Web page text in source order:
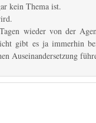
kein Thema ist.
wieder von der
gibt es ja immerhin
Auseinandersetzung